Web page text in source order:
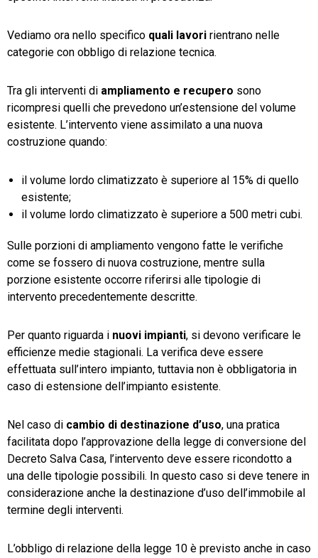
Vediamo ora nello specifico quali lavori rientrano nelle
categorie con obbligo di relazione tecnica.
Tra gli interventi di ampliamento e recupero sono
ricompresi quelli che prevedono un’estensione del volume
esistente. L’intervento viene assimilato a una nuova
costruzione quando:
il volume lordo climatizzato è superiore al 15% di quello
esistente;
il volume lordo climatizzato è superiore a 500 metri cubi.
Sulle porzioni di ampliamento vengono fatte le verifiche
come se fossero di nuova costruzione, mentre sulla
porzione esistente occorre riferirsi alle tipologie di
intervento precedentemente descritte.
Per quanto riguarda i nuovi impianti, si devono verificare le
efficienze medie stagionali. La verifica deve essere
effettuata sull’intero impianto, tuttavia non è obbligatoria in
caso di estensione dell’impianto esistente.
Nel caso di cambio di destinazione d’uso, una pratica
facilitata dopo l’approvazione della legge di conversione del
Decreto Salva Casa, l’intervento deve essere ricondotto a
una delle tipologie possibili. In questo caso si deve tenere in
considerazione anche la destinazione d’uso dell’immobile al
termine degli interventi.
L’obbligo di relazione della legge 10 è previsto anche in caso